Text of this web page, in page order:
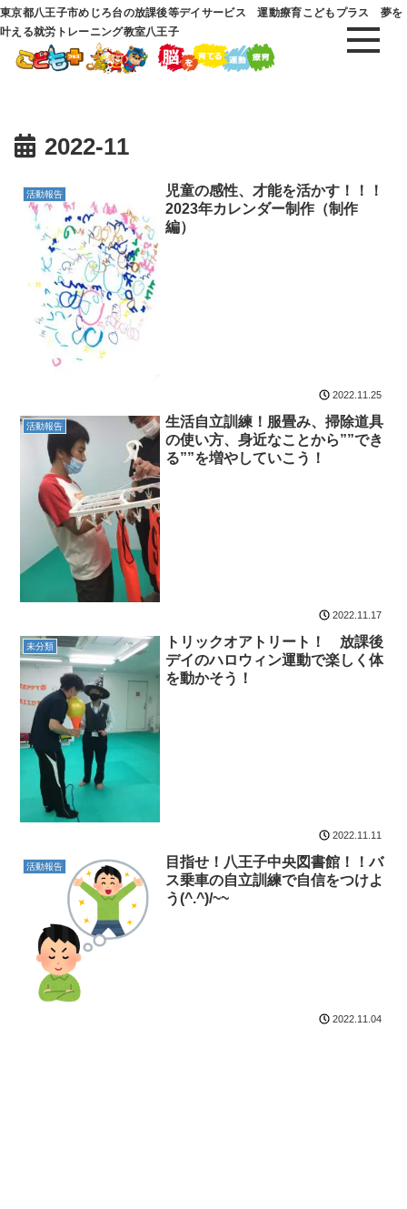
東京都八王子市めじろ台の放課後等デイサービス 運動療育こどもプラス 夢を
叶える就労トレーニング教室八王子
2022-11
活動報告
児童の感性、才能を活かす！！！
2023年カレンダー制作（制作
編）
2022.11.25
活動報告
生活自立訓練！服畳み、掃除道具
の使い方、身近なことから””でき
る””を増やしていこう！
2022.11.17
未分類
トリックオアトリート！ 放課後
デイのハロウィン運動で楽しく体
を動かそう！
2022.11.11
活動報告
目指せ！八王子中央図書館！！バ
ス乗車の自立訓練で自信をつけよ
う(^.^)/~~
2022.11.04